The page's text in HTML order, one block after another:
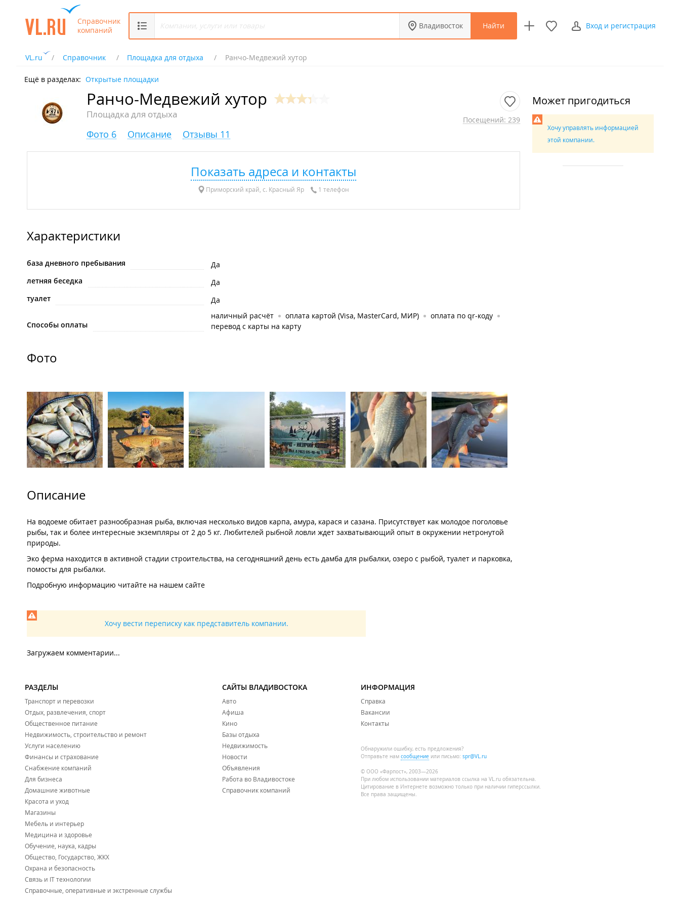
Справочник
компаний
Владивосток Найти Вход и регистрация
VL.ru Справочник Площадка для отдыха Ранчо-Медвежий хутор
Ещё в разделах: Открытые площадки
Ранчо-Медвежий хутор
Площадка для отдыха Посещений: 239
Фото 6 Описание Отзывы 11
Показать адреса и контакты
Приморский край, с. Красный Яр 1 телефон
Характеристики
база дневного пребывания
Да
летняя беседка
Да
туалет
Да
Способы оплаты
наличный расчёт оплата картой (Visa, MasterCard, МИР)
оплата по qr-коду
перевод с карты на карту
Фото
Описание
На водоеме обитает разнообразная рыба, включая несколько видов карпа, амура, карася и сазана. Присутствует как молодое поголовье
рыбы, так и более интересные экземпляры от 2 до 5 кг. Любителей рыбной ловли ждет захватывающий опыт в окружении нетронутой
природы.
Эко ферма находится в активной стадии строительства, на сегодняшний день есть дамба для рыбалки, озеро с рыбой, туалет и парковка,
помосты для рыбалки.
Подробную информацию читайте на нашем сайте
Хочу вести переписку как представитель компании.
Загружаем комментарии...
Может пригодиться
Хочу управлять информацией
этой компании.
РАЗДЕЛЫ
Транспорт и перевозки
Отдых, развлечения, спорт
Общественное питание
Недвижимость, строительство и ремонт
Услуги населению
Финансы и страхование
Снабжение компаний
Для бизнеса
Домашние животные
Красота и уход
Магазины
Мебель и интерьер
Медицина и здоровье
Обучение, наука, кадры
Общество, Государство, ЖКХ
Охрана и безопасность
Связь и IT технологии
Справочные, оперативные и экстренные службы
САЙТЫ ВЛАДИВОСТОКА
Авто
Афиша
Кино
Базы отдыха
Недвижимость
Новости
Объявления
Работа во Владивостоке
Справочник компаний
ИНФОРМАЦИЯ
Справка
Вакансии
Контакты
Обнаружили ошибку, есть предложения?
Отправьте нам сообщение или письмо: spr@VL.ru
© ООО «Фарпост», 2003—2026
При любом использовании материалов ссылка на VL.ru обязательна.
Цитирование в Интернете возможно только при наличии гиперссылки.
Все права защищены.